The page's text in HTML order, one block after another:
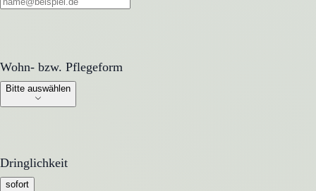
Wohn- bzw. Pflegeform
Wohn- bzw. Pflegeform
Bitte auswählen
Dringlichkeit
Dringlichkeit
sofort